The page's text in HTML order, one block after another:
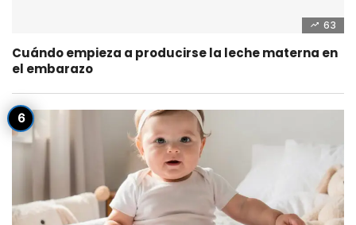
63
Cuándo empieza a producirse la leche materna en
el embarazo